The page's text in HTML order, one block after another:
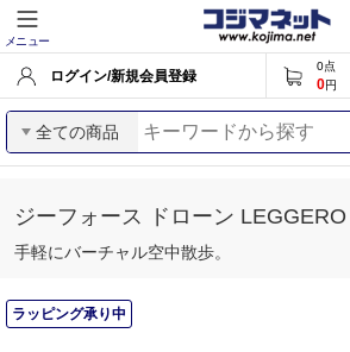
メニュー
ログイン/新規会員登録
0点
0円
全ての商品
ジーフォース ドローン
手軽にバーチャル空中散歩。
ラッピング承り中